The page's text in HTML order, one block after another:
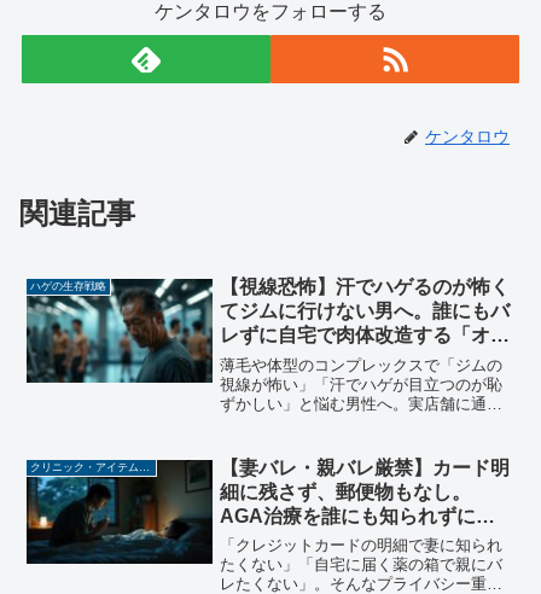
ケンタロウをフォローする
ケンタロウ
関連記事
ハゲの生存戦略
【視線恐怖】汗でハゲるのが怖く
てジムに行けない男へ。誰にもバ
レずに自宅で肉体改造する「オン
ラインパーソナル」という最適解
薄毛や体型のコンプレックスで「ジムの
視線が怖い」「汗でハゲが目立つのが恥
ずかしい」と悩む男性へ。実店舗に通わ
ソナルジム「プレズ（Plez）」が最強の
解決策である理由を解説します。
【妻バレ・親バレ厳禁】カード明
細に残さず、郵便物もなし。
AGA治療を誰にも知られずに始
める「現金払い」活用術
「クレジットカードの明細で妻に知られ
たくない」「自宅に届く薬の箱で親にバ
レたくない」。そんなプライバシー重視